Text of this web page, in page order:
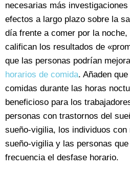
necesarias más
efectos a largo plazo sobre la
día frente a comer por la
califican los resultados de
que las personas podrían
horarios de comida. Añaden
comidas durante las horas
beneficioso para los
personas con trastornos del
sueño-vigilia, los individuos
sueño-vigilia y las personas
frecuencia el desfase horario.